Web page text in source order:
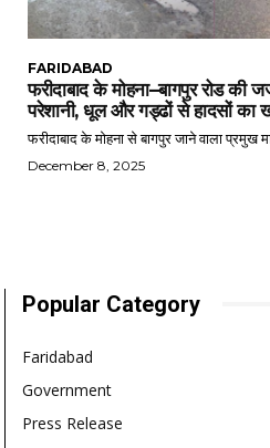
FARIDABAD
फरीदाबाद के मोहना–बागपुर रोड की
परेशानी, धूल और गड्ढों से हादसों का
फरीदाबाद के मोहना से बागपुर जाने वाला प्रमुख
December 8, 2025
Popular Category
Faridabad
Government
Press Release